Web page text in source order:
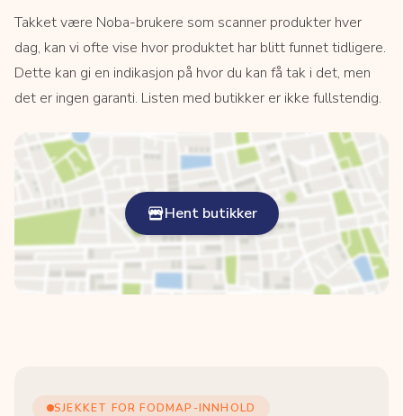
Takket være Noba-brukere som scanner produkter hver
dag, kan vi ofte vise hvor produktet har blitt funnet tidligere.
Dette kan gi en indikasjon på hvor du kan få tak i det, men
det er ingen garanti. Listen med butikker er ikke fullstendig.
Hent butikker
SJEKKET FOR FODMAP-INNHOLD